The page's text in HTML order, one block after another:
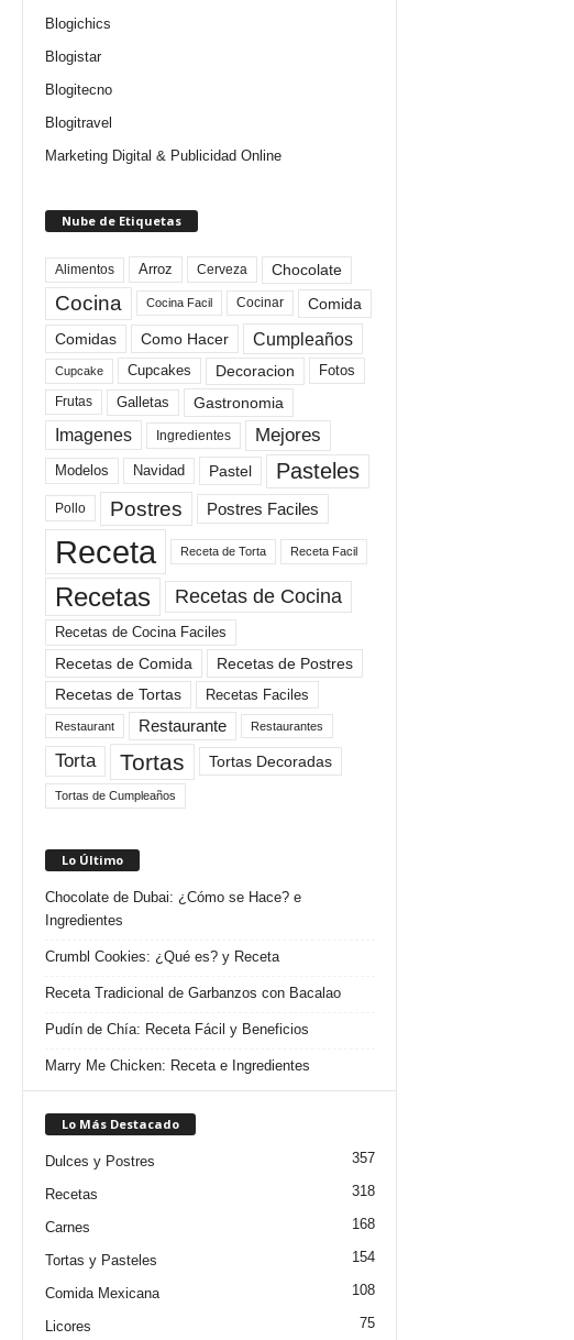
Blogichics
Blogistar
Blogitecno
Blogitravel
Marketing Digital & Publicidad Online
Nube de Etiquetas
Alimentos Arroz Cerveza Chocolate
Cocina Cocina Facil Cocinar
Comida
Comidas
Como Hacer Cumpleaños
Cupcake Cupcakes Decoracion Fotos
Frutas Galletas Gastronomia
Imagenes Ingredientes Mejores
Modelos Navidad Pastel Pasteles
Pollo Postres Postres Faciles
Receta Receta de Torta Receta Facil
Recetas Recetas de Cocina
Recetas de Cocina Faciles
Recetas de Comida
Recetas de Postres
Recetas de Tortas
Recetas Faciles
Restaurant Restaurante Restaurantes
Torta Tortas Tortas Decoradas
Tortas de Cumpleaños
Lo Último
Chocolate de Dubai: ¿Cómo se Hace? e
Ingredientes
Crumbl Cookies: ¿Qué es? y Receta
Receta Tradicional de Garbanzos con Bacalao
Pudín de Chía: Receta Fácil y Beneficios
Marry Me Chicken: Receta e Ingredientes
Lo Más Destacado
Dulces y Postres 357
Recetas 318
Carnes 168
Tortas y Pasteles 154
Comida Mexicana 108
Licores 75